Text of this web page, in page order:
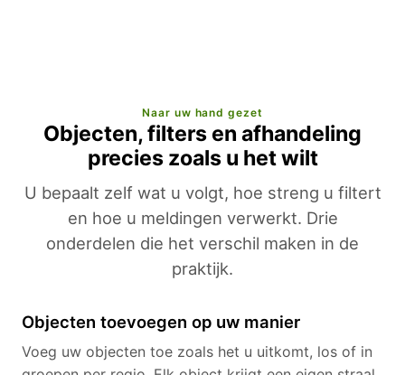
Naar uw hand gezet
Objecten, filters en afhandeling
precies zoals u het wilt
U bepaalt zelf wat u volgt, hoe streng u filtert
en hoe u meldingen verwerkt. Drie
onderdelen die het verschil maken in de
praktijk.
Objecten toevoegen op uw manier
Voeg uw objecten toe zoals het u uitkomt, los of in